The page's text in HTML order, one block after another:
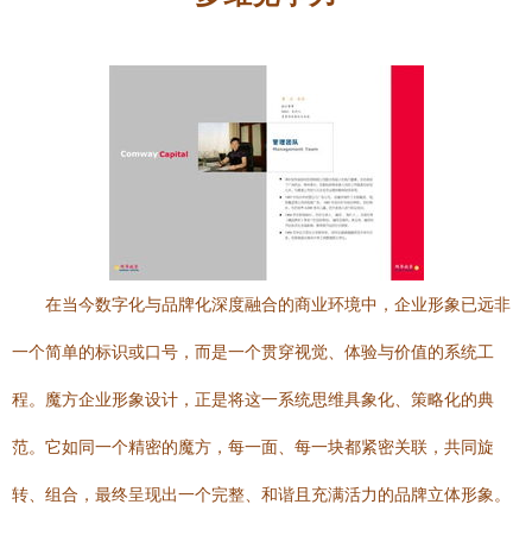
在当今数字化与品牌化深度融合的商业环境中，企业形象已远非
一个简单的标识或口号，而是一个贯穿视觉、体验与价值的系统工
程。魔方企业形象设计，正是将这一系统思维具象化、策略化的典
范。它如同一个精密的魔方，每一面、每一块都紧密关联，共同旋
转、组合，最终呈现出一个完整、和谐且充满活力的品牌立体形象。